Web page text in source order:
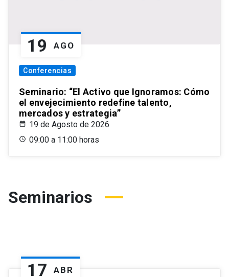
19 AGO
Conferencias
Seminario: “El Activo que Ignoramos: Cómo
el envejecimiento redefine talento,
mercados y estrategia”
19 de Agosto de 2026
09:00 a 11:00 horas
Seminarios
17 ABR